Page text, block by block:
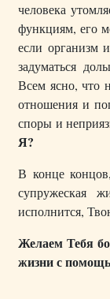
человека
функциям, его
если организм
задуматься
Всем ясно, что
отношения и
споры и
Я?
В конце
супружеская
исполнится,
Желаем Тебя
жизни с